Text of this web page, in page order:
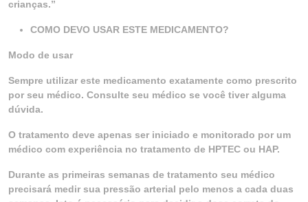
crianças.”
COMO DEVO USAR ESTE MEDICAMENTO?
Modo de usar
Sempre utilizar este medicamento exatamente como prescrito
por seu médico. Consulte seu médico se você tiver alguma
dúvida.
O tratamento deve apenas ser iniciado e monitorado por um
médico com experiência no tratamento de HPTEC ou HAP.
Durante as primeiras semanas de tratamento seu médico
precisará medir sua pressão arterial pelo menos a cada duas